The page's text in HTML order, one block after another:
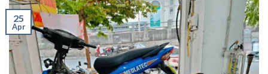
25
Apr